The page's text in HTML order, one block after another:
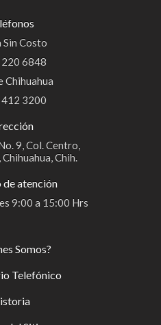
Sin Costo
6848
Chihuahua
3200
9, Col. Centro,
Chih.
atención
9:00 a 15:00 Hrs
Somos?
Telefónico